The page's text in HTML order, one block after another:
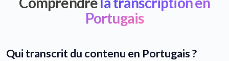
Portugais
Qui transcrit du contenu en Portugais ?